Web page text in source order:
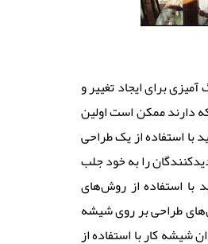
برای ایجاد تغییر و
دارند ممکن است اولین
با استفاده از یک طراحی
را به خود جلب
با استفاده از روش‌های
طراحی بر روی شیشه
کار با استفاده از